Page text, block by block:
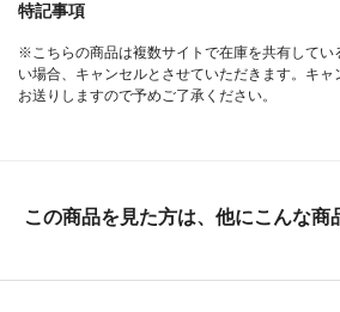
特記事項
※こちらの商品は複数サイトで在庫を共有してい
い場合、キャンセルとさせていただきます。キ
お送りしますので予めご了承ください。
この商品を見た方は、他にこんな商